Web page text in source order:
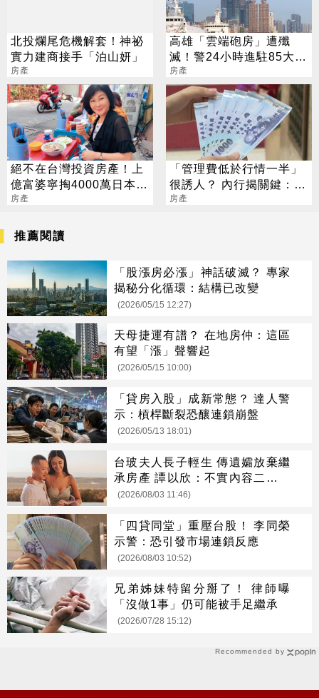
北投爛尾危機解套！神祕
實力建商接手「泊山妍」
房產
高雄「雲端砲房」遭殲
滅！警24小時進駐85大樓
投報率竟有4%
房產
絕不在台灣投資房產！上
億富婆寧掏4000萬日本置
產
房產
「管理費低於行情一半」
很誘人？ 內行揭關鍵：恐
影響房價
房產
Recommended by
推薦閱讀
「股漲房必漲」神話破滅？ 專家
揭秘分化循環：結構已改變
(2026/05/15 12:27)
天母捷運有譜？ 在地房仲：這區
有望「漲」聲響起
(2026/05/15 10:00)
「貸房入股」成新常態？ 達人警
示：槓桿斷裂恐釀連鎖崩盤
(2026/05/13 18:01)
台玻夫人長子輕生 傳遺孀放棄繼
承房產 譚以欣：不實內容二次傷
害
(2026/08/03 11:46)
「四貸同堂」重壓台股！ 李同榮
示警：恐引發市場連鎖反應
(2026/08/03 10:52)
兄弟姊妹特留分掰了！ 律師曝
「沒做1事」仍可能被手足繼承
(2026/07/28 15:12)